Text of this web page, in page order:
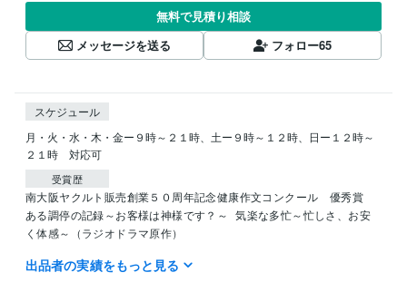
無料で見積り相談
メッセージを送る
フォロー65
スケジュール
月・火・水・木・金ー９時～２１時、土ー９時～１２時、日ー１２時～
２１時　対応可
受賞歴
南大阪ヤクルト販売創業５０周年記念健康作文コンクール　優秀賞
ある調停の記録～お客様は神様です？～
気楽な多忙～忙しさ、お安
く体感～（ラジオドラマ原作）
資格・検定
出品者の実績をもっと見る